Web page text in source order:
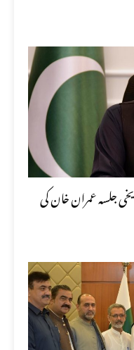
جلسہ عمران خان کی